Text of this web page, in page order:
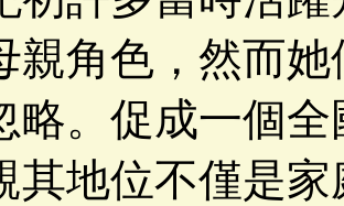
親角色，然而
略。促成一個
其地位不僅是